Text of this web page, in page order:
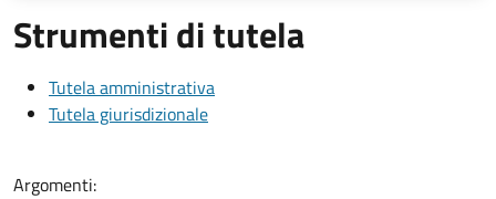
Strumenti di tutela
Tutela amministrativa
Tutela giurisdizionale
Argomenti: